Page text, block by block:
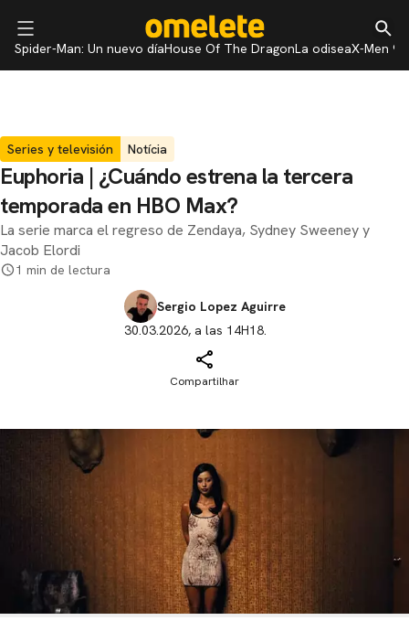
Spider-Man: Un nuevo díaHouse Of The DragonLa odiseaX-Men 97
Series y televisión Notícia
Euphoria | ¿Cuándo estrena la tercera
temporada en HBO Max?
La serie marca el regreso de Zendaya, Sydney Sweeney y
Jacob Elordi
1 min de lectura
Sergio Lopez Aguirre
30.03.2026, a las 14H18.
Compartilhar